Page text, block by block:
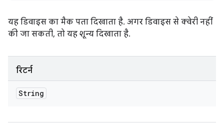
यह डिवाइस का मैक पता दिखाता है. अगर डिवाइस से क्वेरी नहीं
की जा सकती, तो यह शून्य दिखाता है.
रिटर्न
String